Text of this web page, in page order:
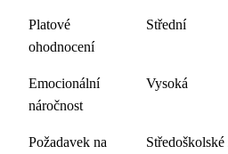
Platové
ohodnocení
Střední
Emocionální
náročnost
Vysoká
Požadavek na
Středoškolské